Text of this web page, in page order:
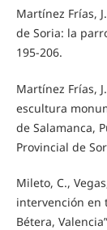
Martínez Frías,
de Soria: la
195-206.
Martínez Frías,
escultura
de Salamanca,
Provincial de
Mileto, C.,
intervención en
Bétera,